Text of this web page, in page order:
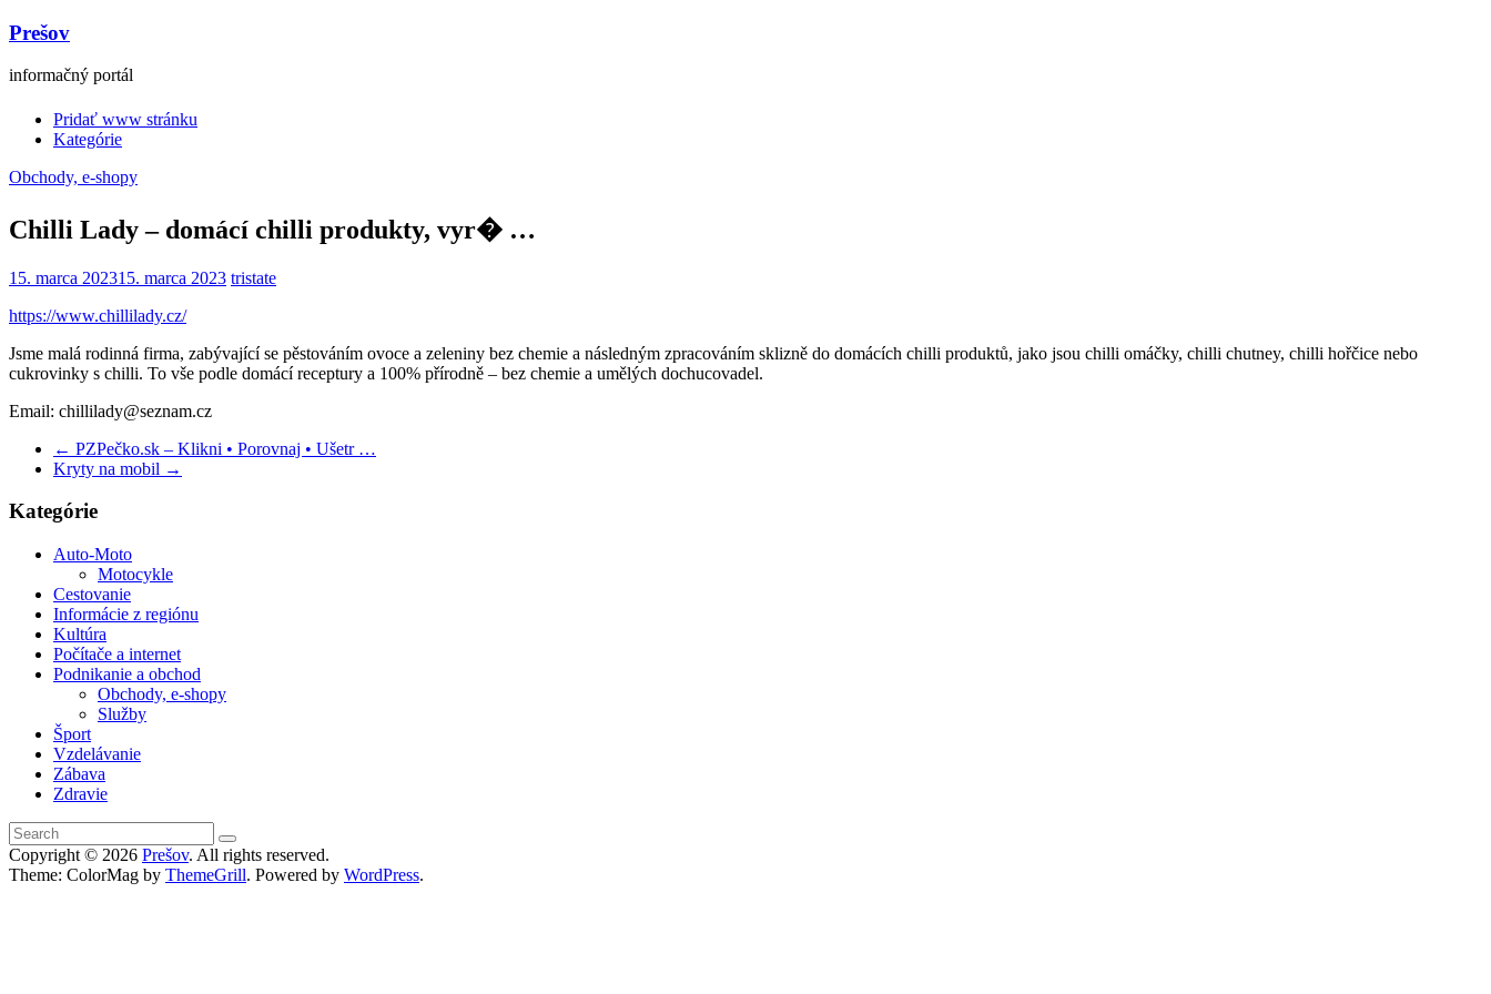
Prešov
informačný portál
Pridať www stránku
Kategórie
Obchody, e-shopy
Chilli Lady – domácí chilli produkty, vyr� …
15. marca 202315. marca 2023 tristate
https://www.chillilady.cz/
Jsme malá rodinná firma, zabývající se pěstováním ovoce a zeleniny bez chemie a následným zpracováním sklizně do domácích chilli produktů, jako jsou chilli omáčky, chilli chutney, chilli hořčice nebo
cukrovinky s chilli. To vše podle domácí receptury a 100% přírodně – bez chemie a umělých dochucovadel.
Email: chillilady@seznam.cz
← PZPečko.sk – Klikni • Porovnaj • Ušetr …
Kryty na mobil →
Kategórie
Auto-Moto
Motocykle
Cestovanie
Informácie z regiónu
Kultúra
Počítače a internet
Podnikanie a obchod
Obchody, e-shopy
Služby
Šport
Vzdelávanie
Zábava
Zdravie
Copyright © 2026 Prešov. All rights reserved.
Theme: ColorMag by ThemeGrill. Powered by WordPress.